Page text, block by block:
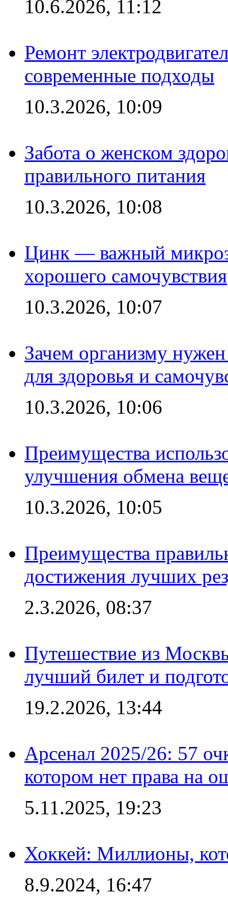
10.6.2026, 11:12
Ремонт
современные подходы
10.3.2026, 10:09
Забота о женском
правильного питания
10.3.2026, 10:08
Цинк — важный
хорошего самочувствия
10.3.2026, 10:07
Зачем организму
для здоровья и
10.3.2026, 10:06
Преимущества
улучшения обмена
10.3.2026, 10:05
Преимущества
достижения лучших
2.3.2026, 08:37
Путешествие из
лучший билет и
19.2.2026, 13:44
Арсенал 2025/26: 57
котором нет права на
5.11.2025, 19:23
Хоккей: Миллионы,
8.9.2024, 16:47